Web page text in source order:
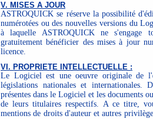
V. MISES A JOUR
ASTROQUICK se réserve la possibilité
numérotées ou des nouvelles versions du
à laquelle ASTROQUICK ne s'engage
gratuitement bénéficier des mises à jour
licence.
VI. PROPRIETE INTELLECTUELLE :
Le Logiciel est une oeuvre originale de
législations nationales et internationales.
présentes dans le Logiciel et les documents
de leurs titulaires respectifs. A ce titre,
mentions de droits d'auteur et autres